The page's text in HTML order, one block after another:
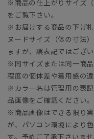
※商品の仕上がりサイズ
をご覧下さい。
※お届けする商品の下げ
ヌードサイズ（体の寸法
ますが、誤表記ではござい
※同サイズまたは同一商
程度の個体差や着用感の
※カラー名は管理用の表
品画像をご確認ください。
※商品画像はできる限り
が、パソコン環境により
す。予めご了承下さいませ